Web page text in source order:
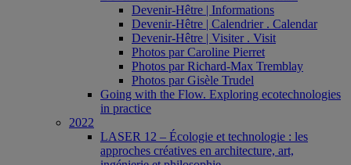
Devenir-Hêtre | Informations
Devenir-Hêtre | Calendrier . Calendar
Devenir-Hêtre | Visiter . Visit
Photos par Caroline Pierret
Photos par Richard-Max Tremblay
Photos par Gisèle Trudel
Going with the Flow. Exploring ecotechnologies
in practice
2022
LASER 12 – Écologie et technologie : les
approches créatives en architecture, art,